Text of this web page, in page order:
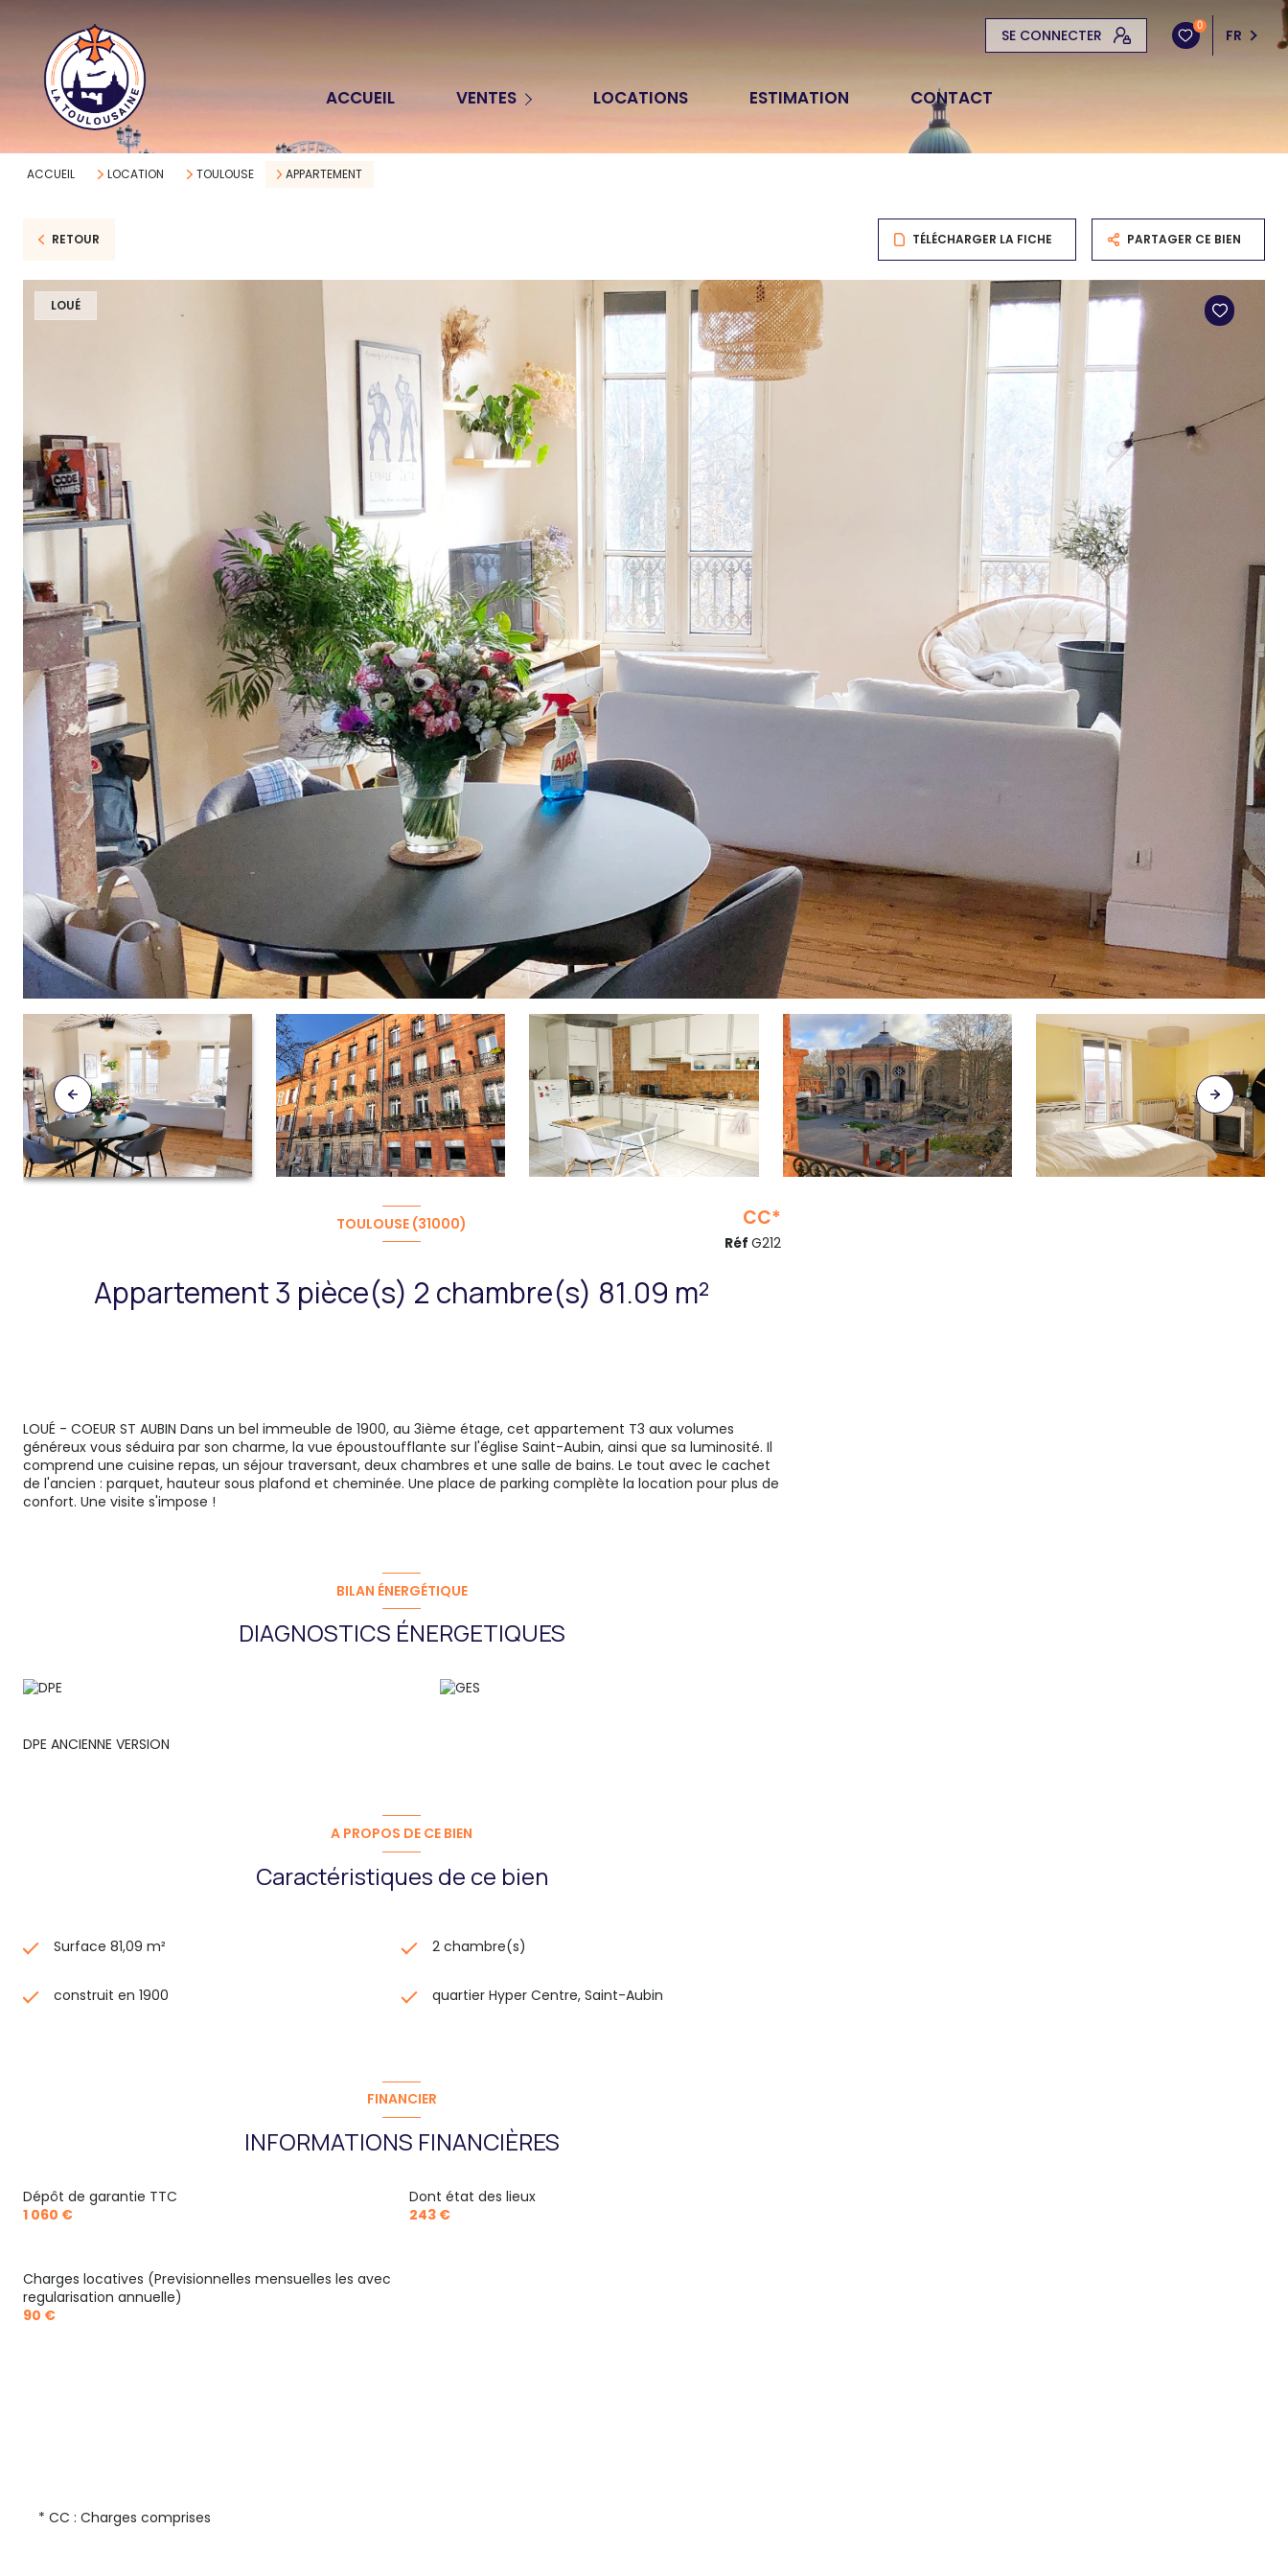
SE CONNECTER
0
FR
ACCUEIL VENTES
Terrains
LOCATIONS ESTIMATION CONTACT
ACCUEIL LOCATION TOULOUSE APPARTEMENT
RETOUR TÉLÉCHARGER LA FICHE PARTAGER CE BIEN
LOUÉ
TOULOUSE (31000)
Appartement 3 pièce(s) 2 chambre(s) 81.09 m²
CC*
Réf G212
LOUÉ - COEUR ST AUBIN Dans un bel immeuble de 1900, au 3ième étage, cet appartement T3 aux volumes
généreux vous séduira par son charme, la vue époustoufflante sur l'église Saint-Aubin, ainsi que sa luminosité. Il
comprend une cuisine repas, un séjour traversant, deux chambres et une salle de bains. Le tout avec le cachet
de l'ancien : parquet, hauteur sous plafond et cheminée. Une place de parking complète la location pour plus de
confort. Une visite s'impose !
BILAN ÉNERGÉTIQUE
DIAGNOSTICS ÉNERGETIQUES
DPE ANCIENNE VERSION
A PROPOS DE CE BIEN
Caractéristiques de ce bien
Surface 81,09 m² 2 chambre(s)
construit en 1900 quartier Hyper Centre, Saint-Aubin
FINANCIER
INFORMATIONS FINANCIÈRES
Dont état des lieux
243 €
Dépôt de garantie TTC
1 060 €
Charges locatives (Previsionnelles mensuelles les avec
regularisation annuelle)
90 €
* CC : Charges comprises